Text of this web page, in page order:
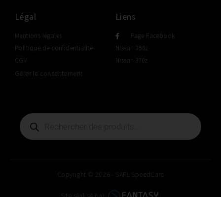
Légal
Mentions légales
Politique de confidentialité
CGV
Gérer le consentement
Liens
Page Facebook
Nissan 350z
Nissan 370z
Copyright © 2026 - SARL SpeedCars